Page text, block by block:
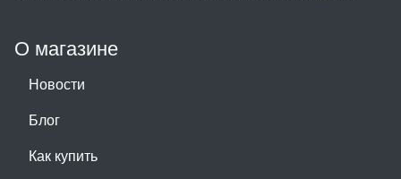
О магазине
Новости
Блог
Как купить